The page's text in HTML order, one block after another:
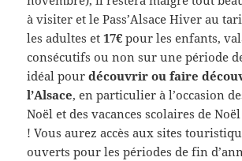
à visiter et le Pass’Alsace Hiver au
les adultes et 17€ pour les enfants,
consécutifs ou non sur une période
idéal pourdécouvrir ou faire
l’Alsace, en particulier à l’occasion
Noël et des vacances scolaires de
! Vous aurez accès aux sites
ouverts pour les périodes de fin